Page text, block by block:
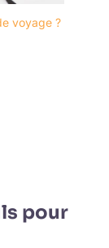
voyage ?
pour